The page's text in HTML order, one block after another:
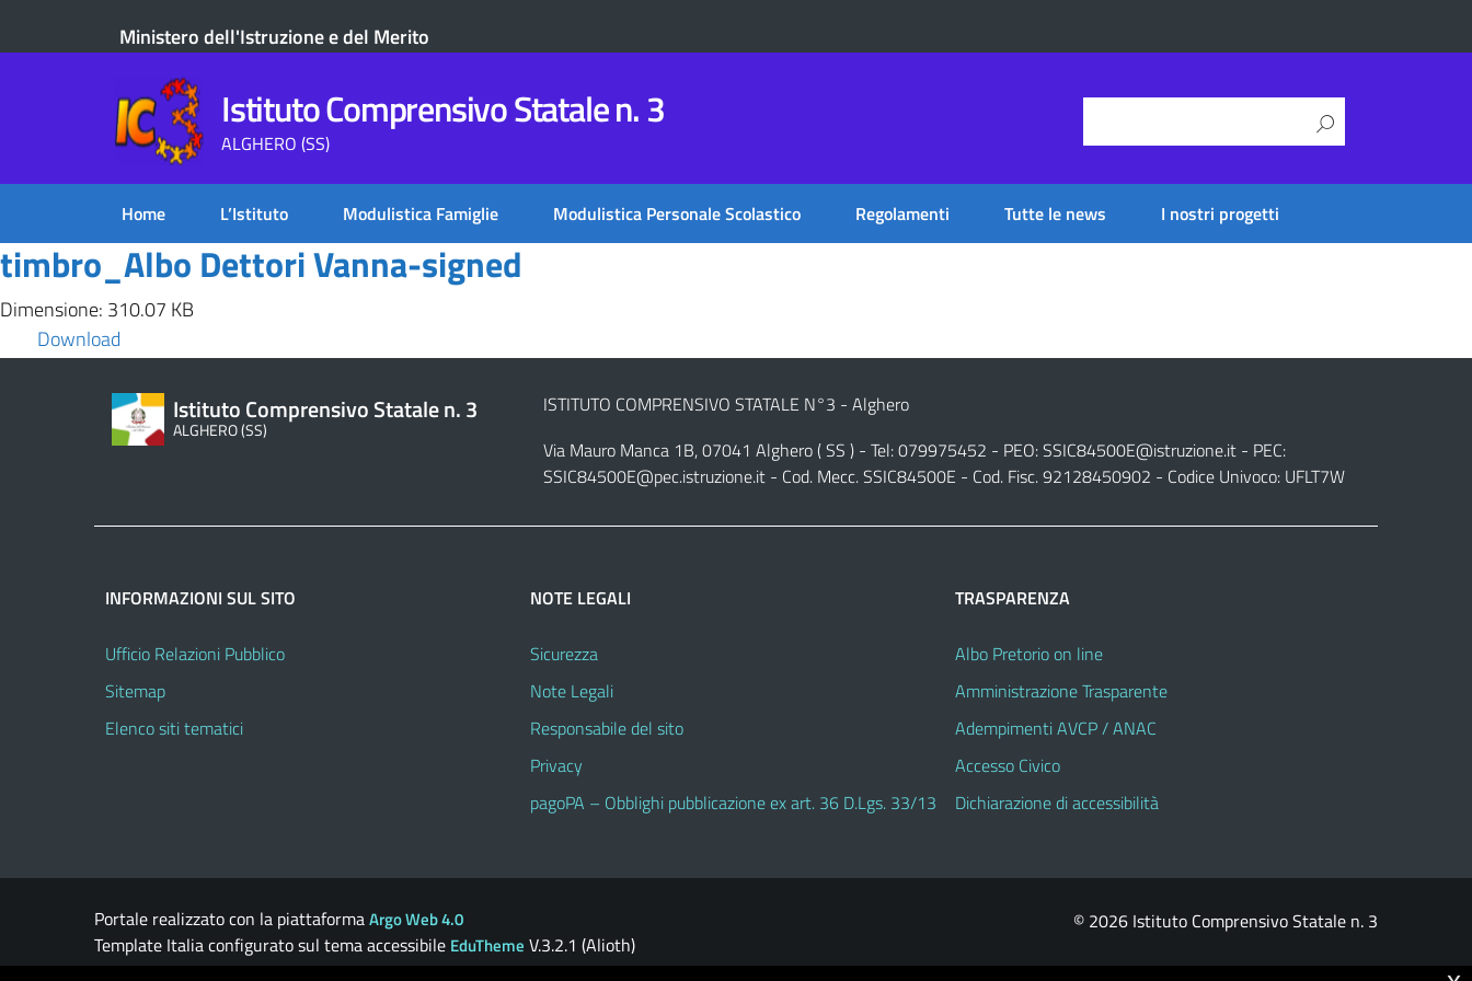
Ministero dell'Istruzione e del Merito
Istituto Comprensivo Statale n. 3
ALGHERO (SS)
Home L’Istituto Modulistica Famiglie Modulistica Personale Scolastico Regolamenti Tutte le news I nostri progetti
timbro_Albo Dettori Vanna-signed
Dimensione: 310.07 KB
Download
Istituto Comprensivo Statale n. 3
ALGHERO (SS)
ISTITUTO COMPRENSIVO STATALE N°3 - Alghero
Via Mauro Manca 1B, 07041 Alghero ( SS ) - Tel: 079975452 - PEO:SSIC84500E@istruzione.it- PEC:
SSIC84500E@pec.istruzione.it- Cod. Mecc. SSIC84500E - Cod. Fisc. 92128450902 - Codice Univoco: UFLT7W
INFORMAZIONI SUL SITO
Ufficio Relazioni Pubblico
Sitemap
Elenco siti tematici
NOTE LEGALI
Sicurezza
Note Legali
Responsabile del sito
Privacy
pagoPA – Obblighi pubblicazione ex art. 36 D.Lgs. 33/13
TRASPARENZA
Albo Pretorio on line
Amministrazione Trasparente
Adempimenti AVCP / ANAC
Accesso Civico
Dichiarazione di accessibilità
Portale realizzato con la piattaformaArgo Web 4.0
Template Italia configurato sul tema accessibile EduTheme V.3.2.1 (Alioth)
© 2026 Istituto Comprensivo Statale n. 3